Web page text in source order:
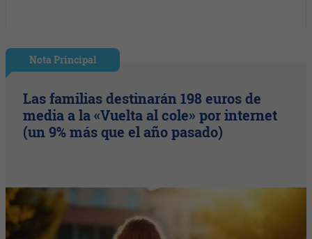
Nota Principal
Las familias destinarán 198 euros de
media a la «Vuelta al cole» por internet
(un 9% más que el año pasado)